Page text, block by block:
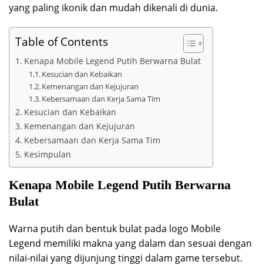
yang paling ikonik dan mudah dikenali di dunia.
Table of Contents
Kenapa Mobile Legend Putih Berwarna Bulat
Kesucian dan Kebaikan
Kemenangan dan Kejujuran
Kebersamaan dan Kerja Sama Tim
Kesucian dan Kebaikan
Kemenangan dan Kejujuran
Kebersamaan dan Kerja Sama Tim
Kesimpulan
Kenapa Mobile Legend Putih Berwarna
Bulat
Warna putih dan bentuk bulat pada logo Mobile
Legend memiliki makna yang dalam dan sesuai dengan
nilai-nilai yang dijunjung tinggi dalam game tersebut.